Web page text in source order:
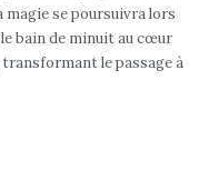
magie se poursuivra lors
bain de minuit au cœur
transformant le passage à